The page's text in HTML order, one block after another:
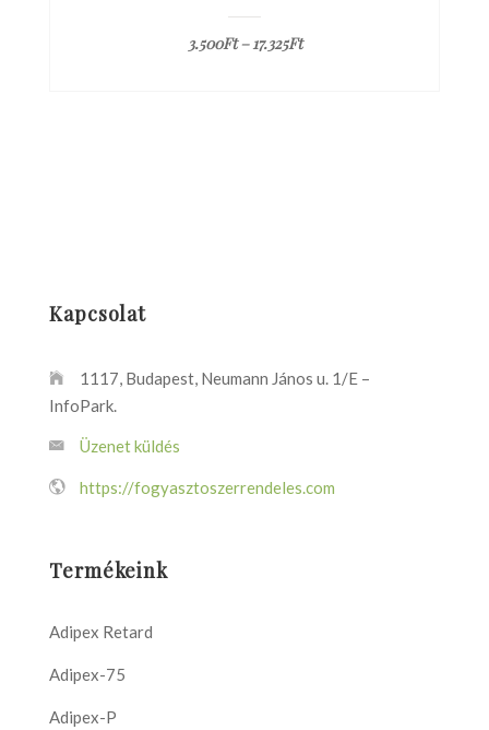
3.500Ft–17.325Ft
Kapcsolat
1117, Budapest, Neumann János u. 1/E –
InfoPark.
Üzenet küldés
https://fogyasztoszerrendeles.com
Termékeink
Adipex Retard
Adipex-75
Adipex-P